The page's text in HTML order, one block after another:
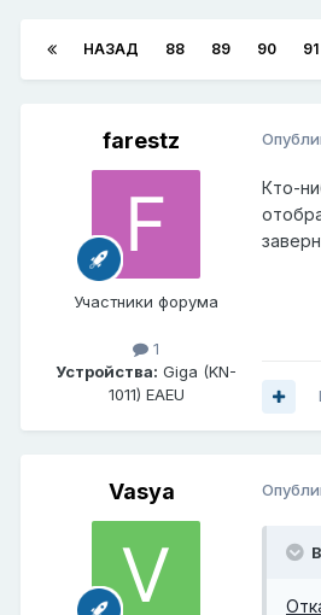
НАЗАД 88 89 90 91
farestz
Участники форума
1
Устройства: Giga (KN-
1011) EAEU
Кто-
Vasya